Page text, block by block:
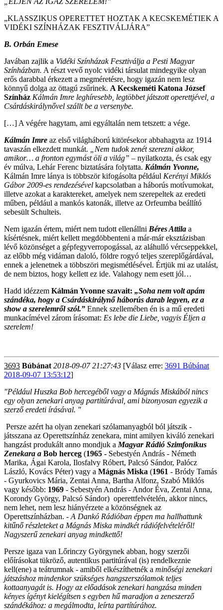
„KLASSZIKUS OPERETTET HOZTAK A KECSKEMÉTIEK A
VIDÉKI SZÍNHÁZAK FESZTIVÁLJÁRA”
B. Orbán Emese
Javában zajlik a Vidéki Színházak Fesztiválja a Pesti Magyar
Színházban. A részt vevő nyolc vidéki társulat mindegyike olyan
erős darabbal érkezett a megméretésre, hogy igazán nem lesz
könnyű dolga az öttagú zsűrinek. A Kecskeméti Katona József
Színház Kálmán Imre leghíresebb, legtöbbet játszott operettjével, a
Csárdáskirálynővel szállt be a versenybe.
[…] A végére hagytam, ami egyáltalán nem tetszett: a vége.
Kálmán Imre az első világháború kitörésekor abbahagyta az 1914
tavaszán elkezdett munkát. „Nem tudok zenét szerezni akkor,
amikor… a fronton egymást öli a világ” – nyilatkozta, és csak egy
év múlva, Lehár Ferenc biztatására folytatta. Kálmán Yvonne,
Kálmán Imre lánya is többször kifogásolta például Kerényi Miklós
Gábor 2009-es rendezésével kapcsolatban a háborús motívumokat,
illetve azokat a karaktereket, amelyek nem szerepeltek az eredeti
műben, például a mankós katonák, illetve az Orfeumba beállító
sebesült Schulteis.
Nem igazán értem, miért nem tudott ellenállni Béres Attila a
kísértésnek, miért kellett megdöbbenteni a már-már eksztázisban
lévő közönséget a gépfegyverropogással, az aláhulló vércseppekkel,
az előbb még vidáman daloló, földre rogyó teljes szereplőgárdával,
ennek a jelenetnek a többszöri megismétlésével. Értjük mi az utalást,
de nem biztos, hogy kellett ez ide. Valahogy nem esett jól…
Hadd idézzem Kálmán Yvonne szavait: „Soha nem volt apám
szándéka, hogy a Csárdáskirálynő háborús darab legyen, ez a
show a szerelemről szól.” Ennek szellemében én is a mű eredeti
munkacímével zárom írásomat: Es lebe die Liebe, vagyis Éljen a
szerelem!
3693 Búbánat 2018-09-07 21:27:43 [Válasz erre: 3691 Búbánat
2018-09-07 13:53:12]
"Például Huszka Bob hercegéből vagy a Mágnás Miskából nincs
egy olyan zenekari anyag partitúrával, ami bizonyosan egyezik a
szerző eredeti írásával. "
Persze azért ha olyan zenekari szólamanyagból ból játszik -
játsszana az Operettszínház zenekara, mint amilyen kiváló zenekari
hangzást produkált anno mondjuk a Magyar Rádió Szimfonikus
Zenekara a Bob herceg (1965 - Sebestyén András - Németh
Marika, Ágai Karola, Ilosfalvy Róbert, Palcsó Sándor, Palócz
László, Kovács Péter) vagy a Mágnás Miska (1961 - Bródy Tamás
- Gyurkovics Mária, Zentai Anna, Bartha Alfonz, Szabó Miklós
vagy később: 1969 - Sebestyén András - Andor Éva, Zentai Anna,
Korondy György, Palcsó Sándor) operettfelvételén, akkor nincs,
nem lehet, nem lesz hiányérzete a közönségnek az
Operettszínházban. - A Dankó Rádióban éppen ma hallhattunk
kitűnő részleteket a Mágnás Miska mindkét rádiófelvételéről!
Nagyszerű zenekari anyag mindkettő!
Persze igaza van Lőrinczy Györgynek abban, hogy szerzői
előírásokat tükröző, autentikus partitúrával (is) rendelkeznie
kell(ene) a teátrumnak - amiből elkészíthetnék a minőségi zenekari
játszáshoz mindenkor szükséges hangszerszólamok teljes
kottaanyagát is. Hogy az előadások zenekari hangzása minden
kényes ígényt kielégítsen s egyben hű maradjon a zeneszerző
szándékához: a megálmodta, leírta partítúrához.